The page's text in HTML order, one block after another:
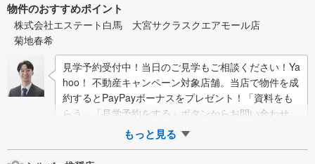
物件のおすすめポイント
株式会社エステート白馬 大宮サクラスクエアモール店
菊地春希
見学予約受付中！当日のご見学もご相談ください！Ya
hoo！ 不動産キャンペーン対象店舗。当店で物件を成
約するとPayPayボーナスをプレゼント！「資料をも
らう」「見学予約をする」ボタンからお問い合わせく
ださい。【営業時間 9:30…
もっと見る